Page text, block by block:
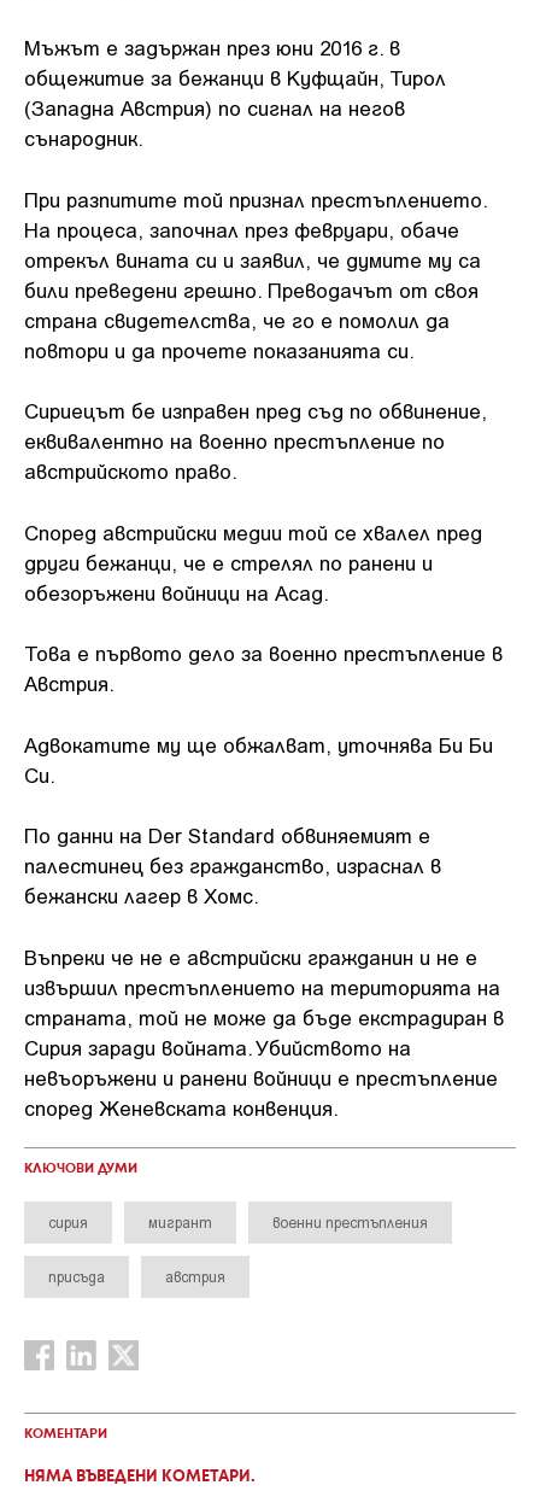
Мъжът е задържан през юни 2016 г. в
общежитие за бежанци в Куфщайн, Тирол
(Западна Австрия) по сигнал на негов
сънародник.
При разпитите той признал престъплението.
На процеса, започнал през февруари, обаче
отрекъл вината си и заявил, че думите му са
били преведени грешно. Преводачът от своя
страна свидетелства, че го е помолил да
повтори и да прочете показанията си.
Сириецът бе изправен пред съд по обвинение,
еквивалентно на военно престъпление по
австрийското право.
Според австрийски медии той се хвалел пред
други бежанци, че е стрелял по ранени и
обезоръжени войници на Асад.
Това е първото дело за военно престъпление в
Австрия.
Адвокатите му ще обжалват, уточнява Би Би
Си.
По данни на Der Standard обвиняемият е
палестинец без гражданство, израснал в
бежански лагер в Хомс.
Въпреки че не е австрийски гражданин и не е
извършил престъплението на територията на
страната, той не може да бъде екстрадиран в
Сирия заради войната. Убийството на
невъоръжени и ранени войници е престъпление
според Женевската конвенция.
КЛЮЧОВИ ДУМИ
сирия мигрант военни престъпления
присъда австрия
КОМЕНТАРИ
НЯМА ВЪВЕДЕНИ КОМЕТАРИ.